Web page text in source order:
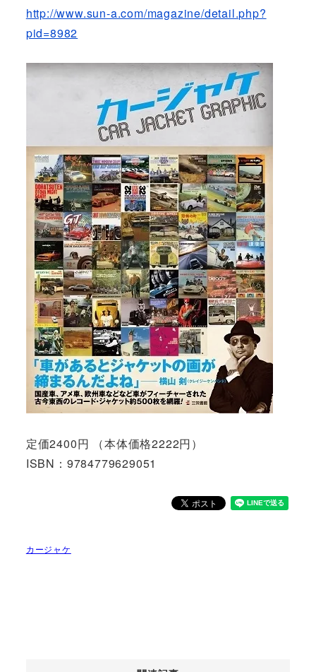
http://www.sun-a.com/magazine/detail.php?
pid=8982
定価2400円 （本体価格2222円）
ISBN：9784779629051
カージャケ